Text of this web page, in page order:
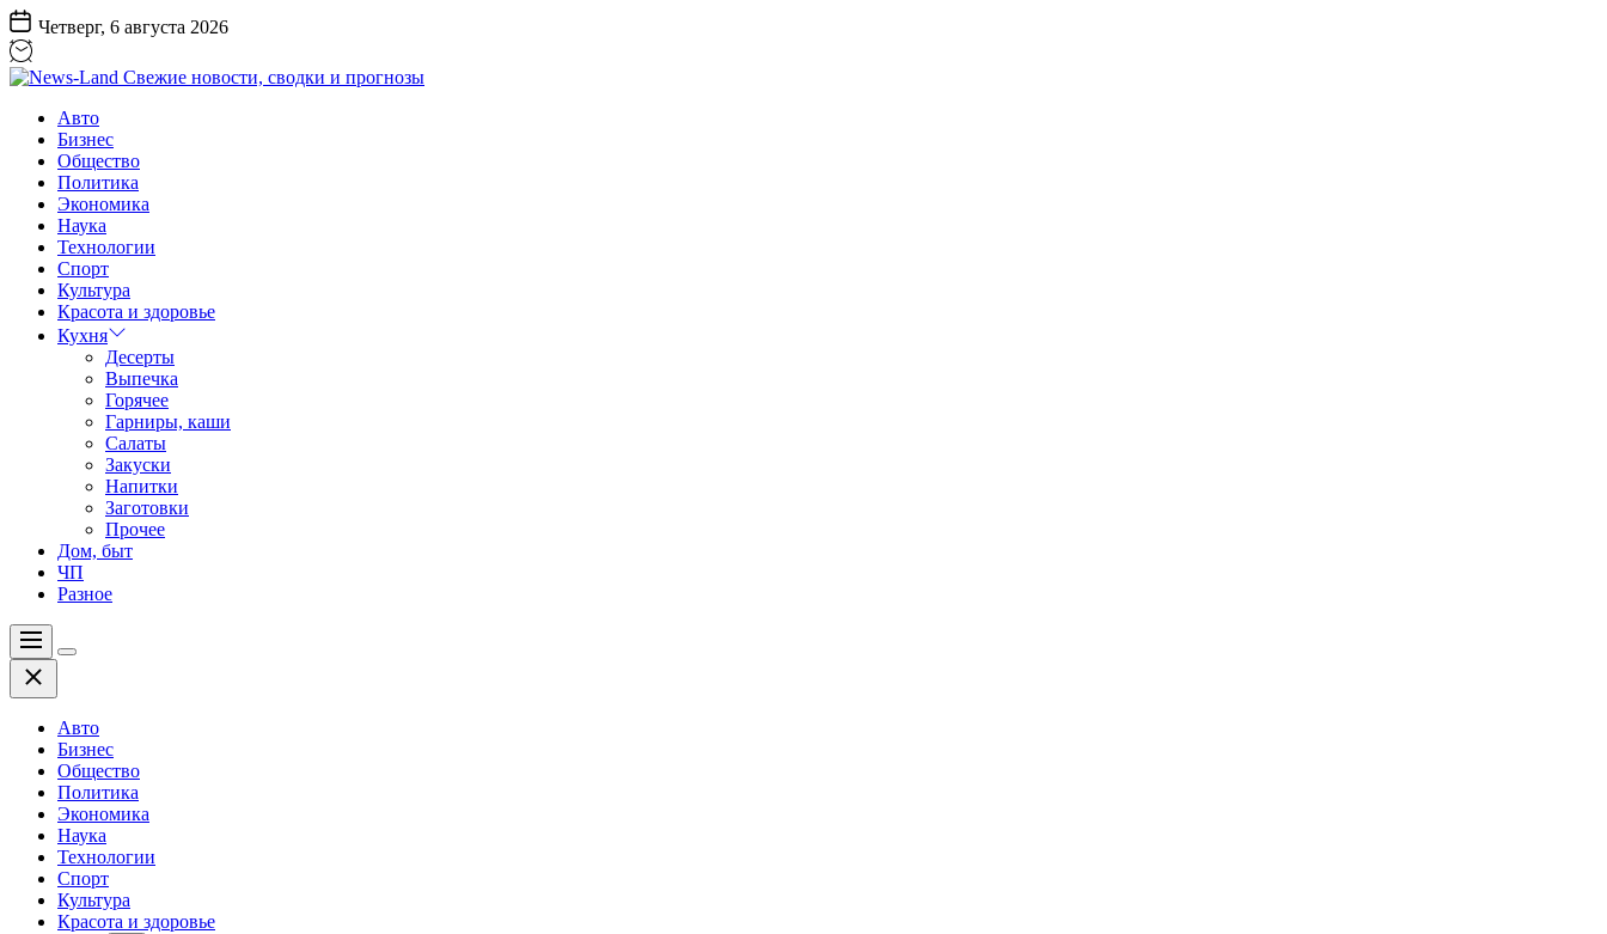
Перейти
к
содержанию
Четверг, 6 августа 2026
Land
Свежие
новости,
сводки
прогнозы
Авто
Бизнес
Общество
Политика
Экономика
Наука
Технологии
Спорт
Культура
Красота и здоровье
Кухня
Десерты
Выпечка
Горячее
Гарниры, каши
Салаты
Закуски
Напитки
Заготовки
Прочее
Дом, быт
ЧП
Разное
Меню
Цвет
Закрыть
Авто
Бизнес
Общество
Политика
Экономика
Наука
Технологии
Спорт
Культура
Красота и здоровье